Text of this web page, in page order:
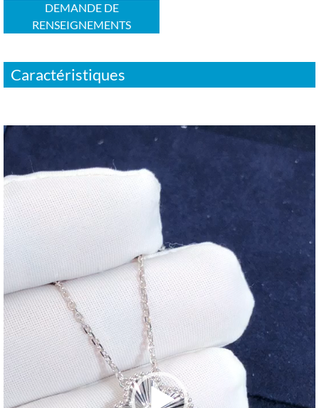
DEMANDE DE
RENSEIGNEMENTS
Caractéristiques
Video